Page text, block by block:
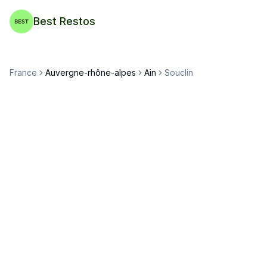
Best Restos
France Auvergne-rhône-alpes Ain Souclin